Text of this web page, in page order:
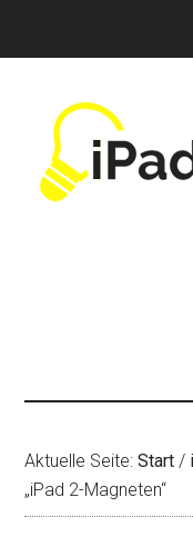
Aktuelle Seite:Start /
„iPad 2-Magneten“